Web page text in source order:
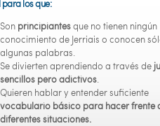
para los que:
Son principiantesque no tienen ningún
conocimiento de Jerriais o conocen
algunas palabras.
Se divierten aprendiendo a través de
sencillos pero adictivos.
Quieren hablar y entender suficiente
vocabulario básico para hacer frente
diferentes situaciones.